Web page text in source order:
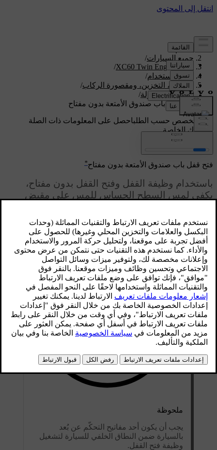
الدعم/
جميع السيارات/
XC60 Twin Engine 2020
/
دليل الاستخدام/
التحميل، التخزين، ومقصورة الركاب/
منطقة الحمولة/
فتح قفل باب صندوق الأمتعة بدون مفتاح
دعم مخصص حسب الطلباحصل على المعلومات ذات الصلة
بسيارتك الخاصة.
تسجيل الدخول
محدّث ١٩‏/٠٣‏/٢٠٢٠
فتح قفل باب صندوق الأمتعة بدون مفتاح*
باستخدام وظيفة القفل وفتح القفل بدون مفتاح،
يكفي لمس السطح الحساس للمس على مقبض
ملحوظة
يجب أن يكون أحد مفاتيح التحكّم عن بُعد
بالسيارة ضمن النطاق الخلفي للسيارة لتشغيل
وظيفة فتح القفل.